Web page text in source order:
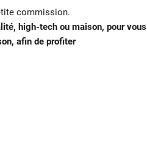
commission.
high-tech ou maison, pour vous
afin de profiter